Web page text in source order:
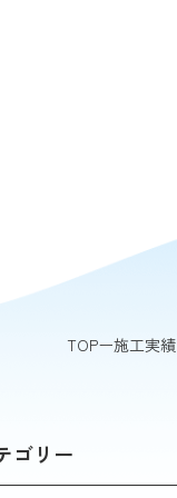
TOP 施工実績
ゴリー